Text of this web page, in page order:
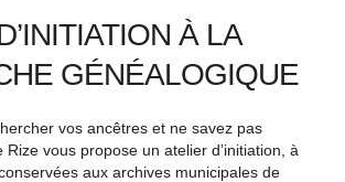
À LA
GÉNÉALOGIQUE
vos ancêtres et ne savez pas
vous propose un atelier d’initiation, à
aux archives municipales de